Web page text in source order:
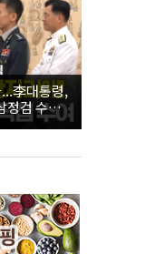
李대통령,
정검 수치
정검 수치